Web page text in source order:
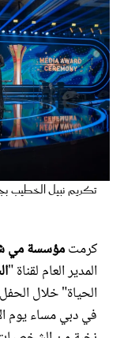
تكريم نبيل الخطيب
كرمتمؤسسة مي
المدير العام لقناة "
الحياة" خلال
فيديو
مطبخ سيدتي
مقالات الرأي
ستايل
تقارير
عروس سيدتي